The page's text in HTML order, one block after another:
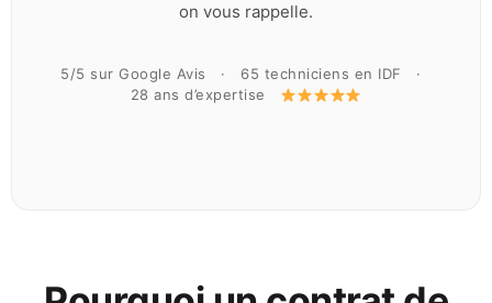
on vous rappelle.
5/5 sur Google Avis · 65 techniciens en IDF ·
28 ans d’expertise